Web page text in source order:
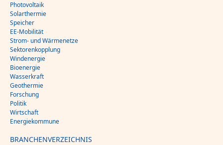
Photovoltaik
Solarthermie
Speicher
EE-Mobilität
Strom- und Wärmenetze
Sektorenkopplung
Windenergie
Bioenergie
Wasserkraft
Geothermie
Forschung
Politik
Wirtschaft
Energiekommune
BRANCHENVERZEICHNIS